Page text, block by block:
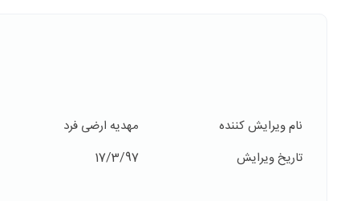
نام ویرایش کننده مهدیه ارضی فرد
تاریخ ویرایش
17/3/97